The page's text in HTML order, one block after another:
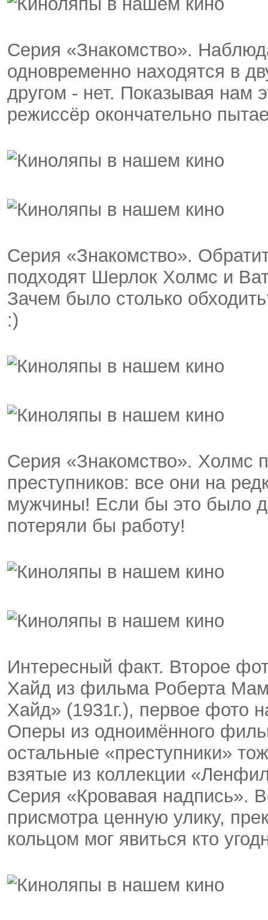
Серия «Знакомство».
одновременно находятся в
другом - нет. Показывая нам
режиссёр окончательно
Серия «Знакомство».
подходят Шерлок Холмс и
Зачем было столько
:)
Серия «Знакомство». Холмс
преступников: все они на
мужчины! Если бы это было
потеряли бы работу!
Интересный факт. Второе
Хайд из фильма Роберта
Хайд» (1931г.), первое фото
Оперы из одноимённого
остальные «преступники»
взятые из коллекции
Серия «Кровавая надпись».
присмотра ценную улику,
кольцом мог явиться кто